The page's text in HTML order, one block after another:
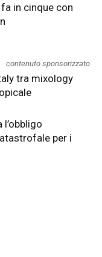
in cinque con
contenuto sponsorizzato
tra mixology
per i